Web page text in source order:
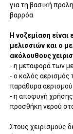
για τη βασική
βαρρόα.
Η νοζεμίαση
μελισσιών και ο
ακόλουθους
- η μεταφορά των
- ο καλός αερισμός
παράθυρα αερισμού
- η αποφυγή
προσθήκη νερού
Στους χειρισμούς